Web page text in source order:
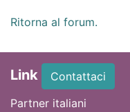
Ritorna al forum.
Link
Contattaci
Partner italiani